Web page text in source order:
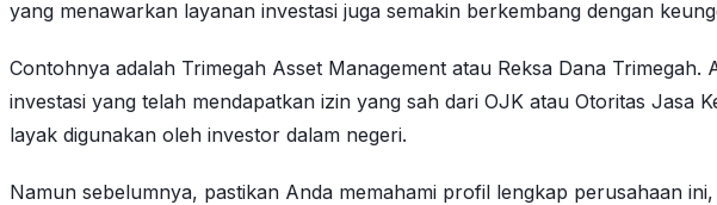
yang menawarkan layanan investasi juga semakin berkembang dengan
Contohnya adalah Trimegah Asset Management atau Reksa Dana
investasi yang telah mendapatkan izin yang sah dari OJK atau Otoritas Jasa
layak digunakan oleh investor dalam negeri.
Namun sebelumnya, pastikan Anda memahami profil lengkap perusahaan